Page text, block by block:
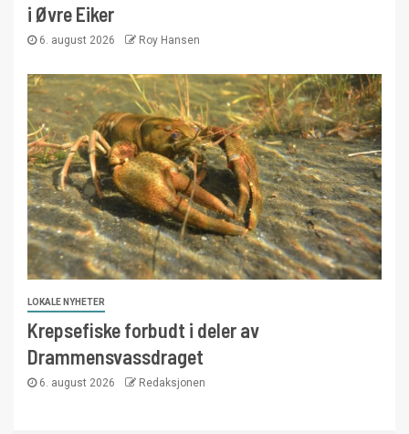
i Øvre Eiker
6. august 2026 Roy Hansen
LOKALE NYHETER
Krepsefiske forbudt i deler av
Drammensvassdraget
6. august 2026 Redaksjonen